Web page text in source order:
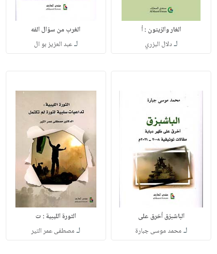
الغار والزيتون : أ
لـدلال البزري
الغرب من سؤال الفه
لـعبد العزيز بو ال
الباشبزق أخرق على
لـ محمد موسى جبارة
الثورة الليبية : ت
لـ مصطفى عمر التير